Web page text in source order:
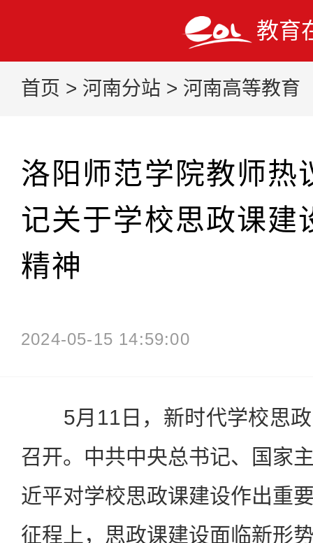
教育
首页 > 河南分站 > 河南高等教育
洛阳师范学院教师热
记关于学校思政课建
精神
2024-05-15 14:59:00
5月11日，新时代学校思政
召开。中共中央总书记、国家
近平对学校思政课建设作出重
征程上，思政课建设面临新形